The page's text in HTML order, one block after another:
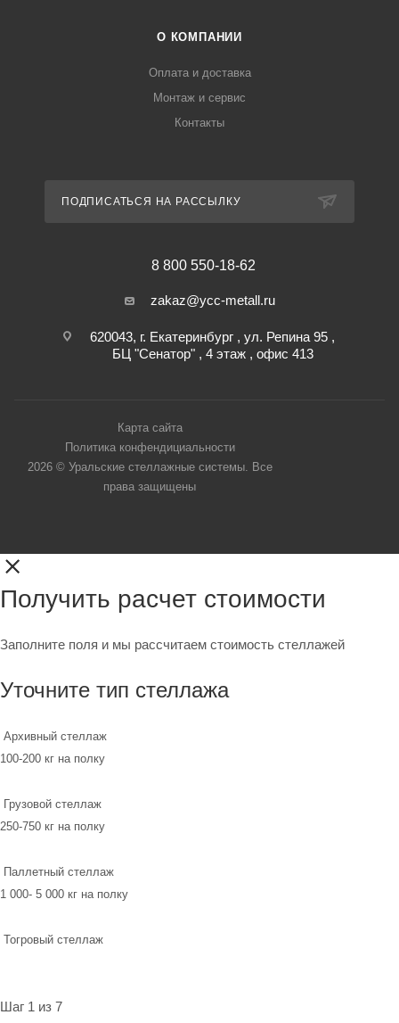
О КОМПАНИИ
Оплата и доставка
Монтаж и сервис
Контакты
ПОДПИСАТЬСЯ НА РАССЫЛКУ
8 800 550-18-62
zakaz@ycc-metall.ru
620043, г. Екатеринбург , ул. Репина 95 ,
БЦ "Сенатор" , 4 этаж , офис 413
Карта сайта
Политика конфендициальности
2026 © Уральские стеллажные системы. Все
права защищены
Получить расчет стоимости
Заполните поля и мы рассчитаем стоимость стеллажей
Уточните тип стеллажа
Архивный стеллаж
100-200 кг на полку
Грузовой стеллаж
250-750 кг на полку
Паллетный стеллаж
1 000- 5 000 кг на полку
Тогровый стеллаж
Шаг 1 из 7